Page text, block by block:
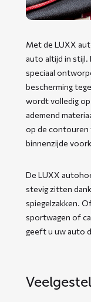
Met de LUXX
auto altijd in stijl.
speciaal
bescherming
wordt volledig
ademend
op de contouren
binnenzijde
De LUXX
stevig zitten
spiegelzakken.
sportwagen of
geeft u uw auto